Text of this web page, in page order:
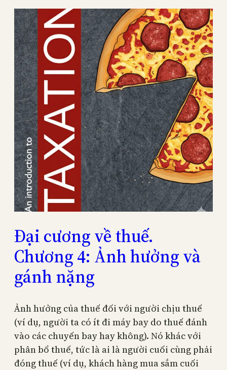
Đại cương về thuế.
Chương 4: Ảnh hưởng và
gánh nặng
Ảnh hưởng của thuế đối với người chịu thuế
(ví dụ, người ta có ít đi máy bay do thuế đánh
vào các chuyến bay hay không). Nó khác với
phân bổ thuế, tức là ai là người cuối cùng phải
đóng thuế (ví dụ, khách hàng mua sắm cuối